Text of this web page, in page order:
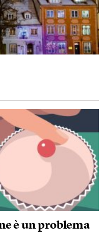
è un problema